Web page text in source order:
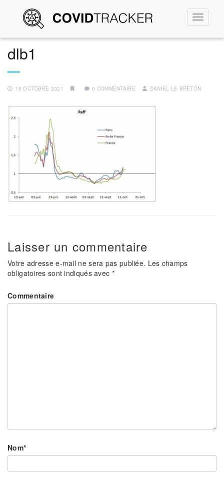
la
dlb1
18 OCTOBRE 2021 0 COMMENTAIRE DANIEL LE BRETON
Laisser un commentaire
Votre adresse e-mail ne sera pas publiée. Les champs
obligatoires sont indiqués avec *
Commentaire
Nom*